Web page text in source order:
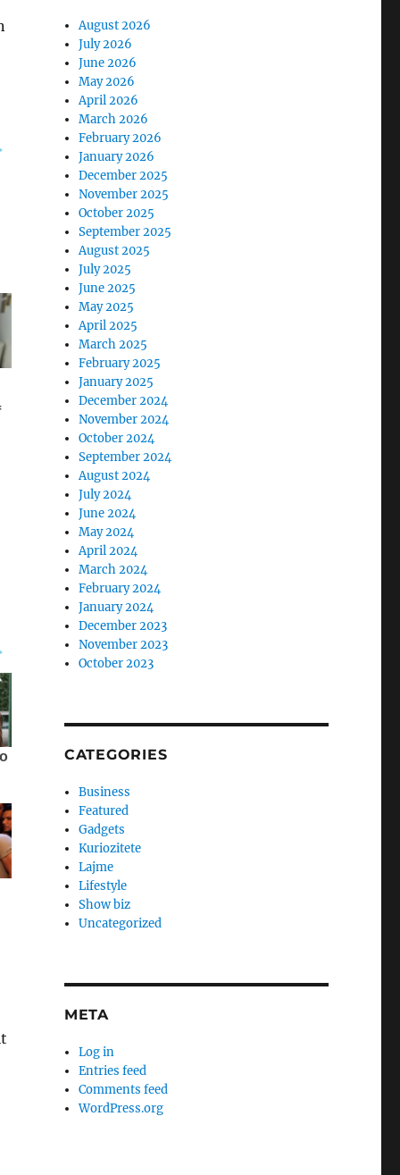
August 2026
July 2026
June 2026
May 2026
April 2026
March 2026
February 2026
January 2026
December 2025
November 2025
October 2025
September 2025
August 2025
July 2025
June 2025
May 2025
April 2025
March 2025
February 2025
January 2025
December 2024
November 2024
October 2024
September 2024
August 2024
July 2024
June 2024
May 2024
April 2024
March 2024
February 2024
January 2024
December 2023
November 2023
October 2023
CATEGORIES
Business
Featured
Gadgets
Kuriozitete
Lajme
Lifestyle
Show biz
Uncategorized
META
Log in
Entries feed
Comments feed
WordPress.org